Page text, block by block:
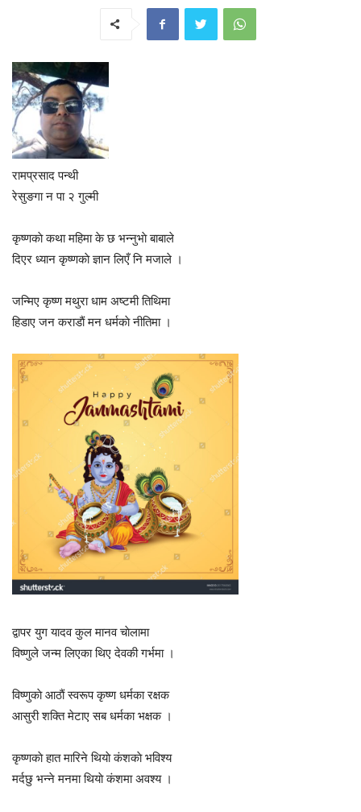
रामप्रसाद पन्थी
रेसुङगा न पा २ गुल्मी
कृष्णकाे कथा महिमा के छ भन्नुभाे बाबाले
दिएर ध्यान कृष्णकाे ज्ञान लिएँ नि मजाले ।
जन्मिए कृष्ण मथुरा धाम अष्टमी तिथिमा
हिडाए जन कराडाैं मन धर्मकाे नीतिमा ।
द्वापर युग यादव कुल मानव चाेलामा
विष्णुले जन्म लिएका थिए देवकी गर्भमा ।
विष्णुकाे आठाैं स्वरूप कृष्ण धर्मका रक्षक
आसुरी शक्ति मेटाए सब धर्मका भक्षक ।
कृष्णकाे हात मारिने थियाे कंशकाे भविश्य
मर्दछु भन्ने मनमा थियाे कंशमा अवश्य ।